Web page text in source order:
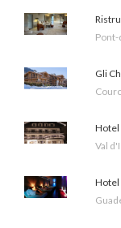
Gli
Hotel
Val
Hotel